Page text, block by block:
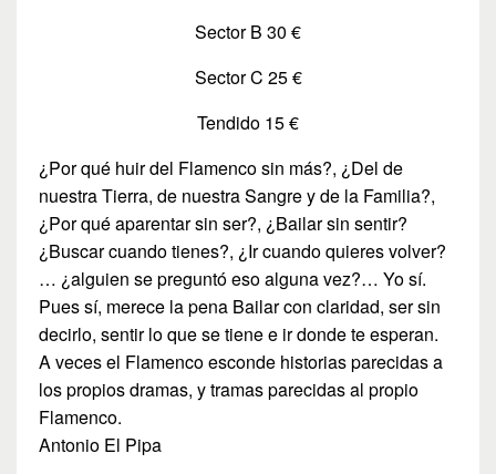
Sector B 30 €
Sector C 25 €
Tendido 15 €
¿Por qué huir del Flamenco sin más?, ¿Del de
nuestra Tierra, de nuestra Sangre y de la Familia?,
¿Por qué aparentar sin ser?, ¿Bailar sin sentir?
¿Buscar cuando tienes?, ¿Ir cuando quieres volver?
… ¿alguien se preguntó eso alguna vez?… Yo sí.
Pues sí, merece la pena Bailar con claridad, ser sin
decirlo, sentir lo que se tiene e ir donde te esperan.
A veces el Flamenco esconde historias parecidas a
los propios dramas, y tramas parecidas al propio
Flamenco.
Antonio El Pipa